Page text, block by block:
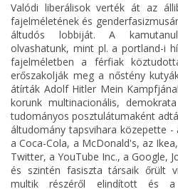
Valódi liberálisok verték át az
fajelméletének és
áltudós lobbiját. A
olvashatunk, mint pl. a portland-i
fajelméletben a férfiak
erőszakolják meg a nőstény
átírták Adolf Hitler Mein
korunk multinacionális,
tudományos posztulátumaként
áltudomány tapsvihara közepette -
a Coca-Cola, a McDonald's, az
Twitter, a YouTube Inc., a Google,
és szintén fasiszta társaik őrült
multik részéről elindított és